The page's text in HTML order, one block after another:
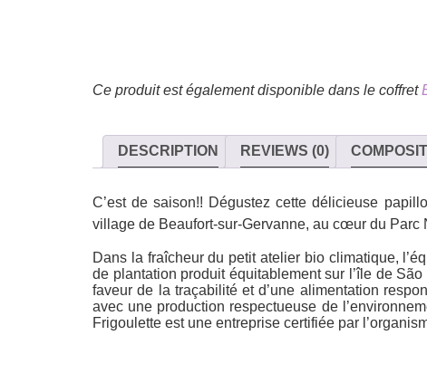
Ce produit est également disponible dans le coffret
DESCRIPTION REVIEWS (0)
C’est de saison!! Dégustez cette délicieuse
village de Beaufort-sur-Gervanne, au cœur du Parc
Dans la fraîcheur du petit atelier bio climatique,
de plantation produit équitablement sur l’île de São
faveur de la traçabilité et d’une alimentation
avec une production respectueuse de
Frigoulette est une entreprise certifiée par